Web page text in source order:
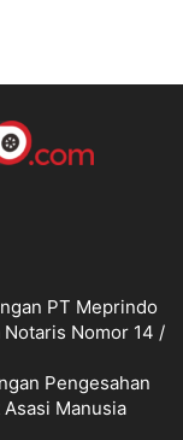
PT Meprindo
Nomor 14 /
Pengesahan
Manusia